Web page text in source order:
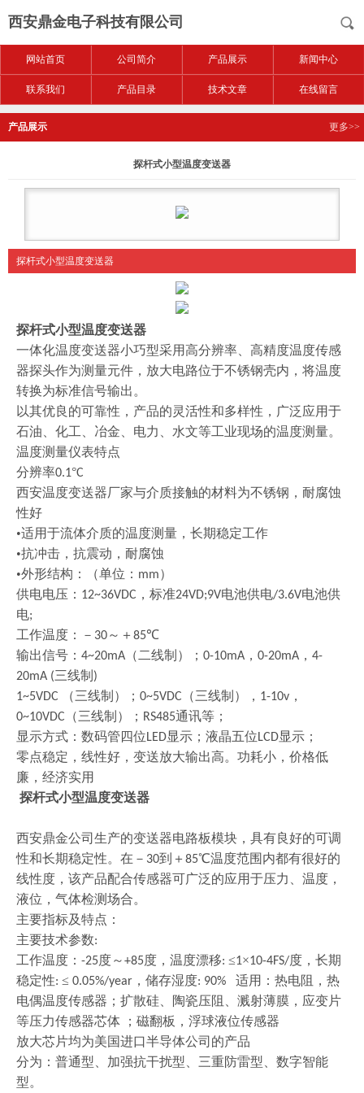
西安鼎金电子科技有限公司
网站首页 公司简介 产品展示 新闻中心
联系我们 产品目录 技术文章 在线留言
产品展示 更多>>
探杆式小型温度变送器
探杆式小型温度变送器
探杆式小型温度变送器
一体化温度变送器小巧型采用高分辨率、高精度温度传感
器探头作为测量元件，放大电路位于不锈钢壳内，将温度
转换为标准信号输出。
以其优良的可靠性，产品的灵活性和多样性，广泛应用于
石油、化工、冶金、电力、水文等工业现场的温度测量。
温度测量仪表特点
分辨率0.1°C
西安温度变送器厂家与介质接触的材料为不锈钢，耐腐蚀
性好
•适用于流体介质的温度测量，长期稳定工作
•抗冲击，抗震动，耐腐蚀
•外形结构：（单位： mm）
供电电压： 12~36VDC ，标准24VD;9V电池供电/3.6V电池供
电;
工作温度：－ 30～＋85℃
输出信号： 4~20mA （二线制）； 0-10mA ， 0-20mA ， 4-
20mA (三线制 )
1~5VDC
（三线制）； 0~5VDC （三线制）， 1-10v ，
0~10VDC （三线制）； RS485通讯等；
显示方式：数码管四位LED显示；液晶五位LCD显示；
零点稳定，线性好，变送放大输出高。功耗小，价格低
廉，经济实用
探杆式小型温度变送器
西安鼎金公司生产的变送器电路板模块，具有良好的可调
性和长期稳定性。在－ 30到＋85℃温度范围内都有很好的
线性度，该产品配合传感器可广泛的应用于压力、温度，
液位，气体检测场合。
主要指标及特点：
主要技术参数:
工作温度： -25度～+85度，温度漂移: ≤1×10-4FS/度，长期
稳定性: ≤ 0.05%/year ，储存湿度: 90% 适用：热电阻，热
电偶温度传感器；扩散硅、陶瓷压阻、溅射薄膜，应变片
等压力传感器芯体
；磁翻板，浮球液位传感器
放大芯片均为美国进口半导体公司的产品
分为：普通型、加强抗干扰型、三重防雷型、数字智能
型。